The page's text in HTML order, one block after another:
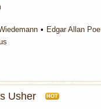
Edgar Allan Poe
Usher HOT